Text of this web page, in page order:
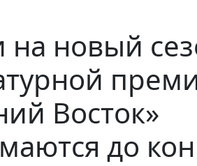
на новый
Восток»
до